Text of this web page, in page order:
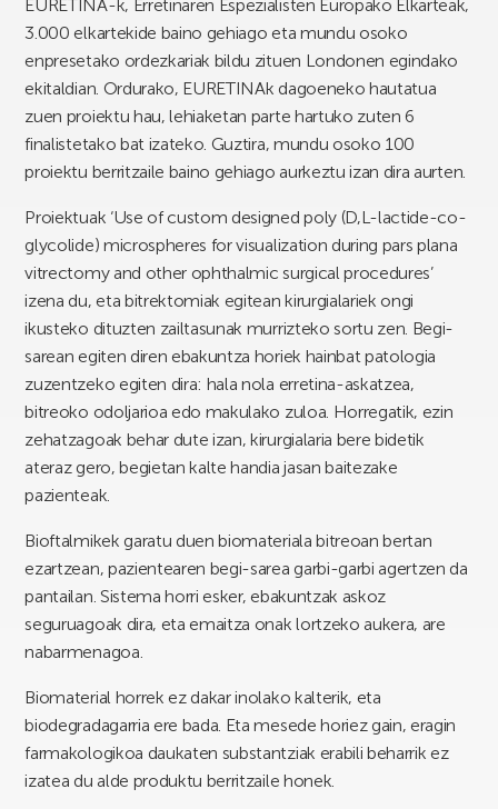
EURETINA-k, Erretinaren Espezialisten Europako Elkarteak,
3.000 elkartekide baino gehiago eta mundu osoko
enpresetako ordezkariak bildu zituen Londonen egindako
ekitaldian. Ordurako, EURETINAk dagoeneko hautatua
zuen proiektu hau, lehiaketan parte hartuko zuten 6
finalistetako bat izateko. Guztira, mundu osoko 100
proiektu berritzaile baino gehiago aurkeztu izan dira aurten.
Proiektuak ‘Use of custom designed poly (D,L-lactide-co-
glycolide) microspheres for visualization during pars plana
vitrectomy and other ophthalmic surgical procedures’
izena du, eta bitrektomiak egitean kirurgialariek ongi
ikusteko dituzten zailtasunak murrizteko sortu zen. Begi-
sarean egiten diren ebakuntza horiek hainbat patologia
zuzentzeko egiten dira: hala nola erretina-askatzea,
bitreoko odoljarioa edo makulako zuloa. Horregatik, ezin
zehatzagoak behar dute izan, kirurgialaria bere bidetik
ateraz gero, begietan kalte handia jasan baitezake
pazienteak.
Bioftalmikek garatu duen biomateriala bitreoan bertan
ezartzean, pazientearen begi-sarea garbi-garbi agertzen da
pantailan. Sistema horri esker, ebakuntzak askoz
seguruagoak dira, eta emaitza onak lortzeko aukera, are
nabarmenagoa.
Biomaterial horrek ez dakar inolako kalterik, eta
biodegradagarria ere bada. Eta mesede horiez gain, eragin
farmakologikoa daukaten substantziak erabili beharrik ez
izatea du alde produktu berritzaile honek.